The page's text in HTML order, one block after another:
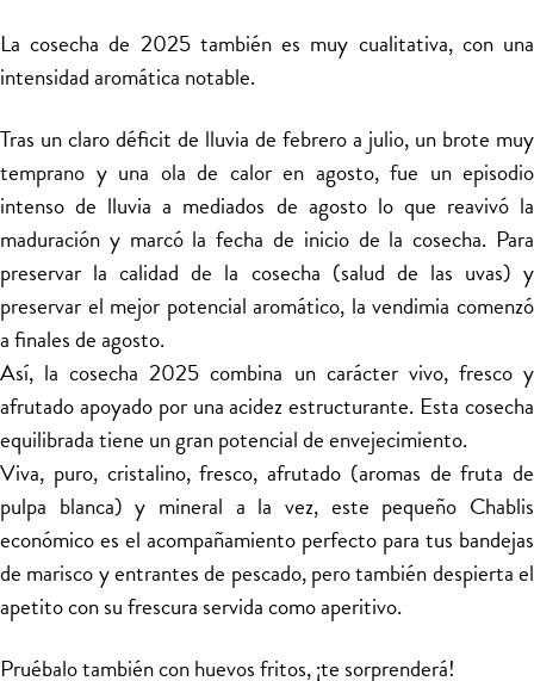
La cosecha de 2025 también es muy cualitativa, con una
intensidad aromática notable.
Tras un claro déficit de lluvia de febrero a julio, un brote muy
temprano y una ola de calor en agosto, fue un episodio
intenso de lluvia a mediados de agosto lo que reavivó la
maduración y marcó la fecha de inicio de la cosecha. Para
preservar la calidad de la cosecha (salud de las uvas) y
preservar el mejor potencial aromático, la vendimia comenzó
a finales de agosto.
Así, la cosecha 2025 combina un carácter vivo, fresco y
afrutado apoyado por una acidez estructurante. Esta cosecha
equilibrada tiene un gran potencial de envejecimiento.
Viva, puro, cristalino, fresco, afrutado (aromas de fruta de
pulpa blanca) y mineral a la vez, este pequeño Chablis
económico es el acompañamiento perfecto para tus bandejas
de marisco y entrantes de pescado, pero también despierta el
apetito con su frescura servida como aperitivo.
Pruébalo también con huevos fritos, ¡te sorprenderá!